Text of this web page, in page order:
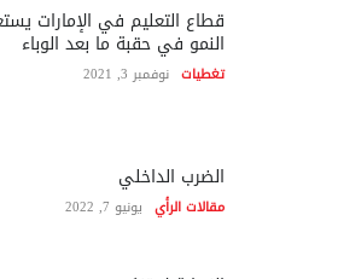
قطاع التعليم في الإمارات
النمو في حقبة ما بعد الوباء
تغطيات نوفمبر 3, 2021
الضرب الداخلي
مقالات الرأي يونيو 7, 2022